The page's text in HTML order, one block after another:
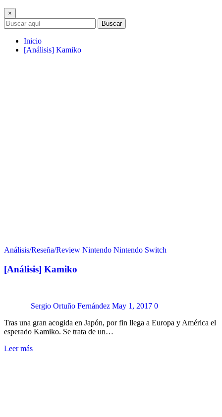
×
Buscar
Inicio
[Análisis] Kamiko
Análisis/Reseña/Review Nintendo Nintendo Switch
[Análisis] Kamiko
Sergio Ortuño Fernández May 1, 2017 0
Tras una gran acogida en Japón, por fin llega a Europa y América el
esperado Kamiko. Se trata de un…
Leer más